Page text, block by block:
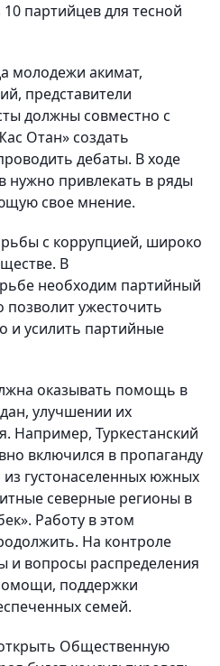
партийцев для тесной
молодежи акимат,
представители
должны совместно с
Отан» создать
дебаты. В ходе
нужно привлекать в ряды
свое мнение.
с коррупцией, широко
В
необходим партийный
позволит ужесточить
и усилить партийные
оказывать помощь в
улучшении их
Например, Туркестанский
включился в пропаганду
густонаселенных южных
северные регионы в
Работу в этом
На контроле
и вопросы распределения
поддержки
семей.
Общественную